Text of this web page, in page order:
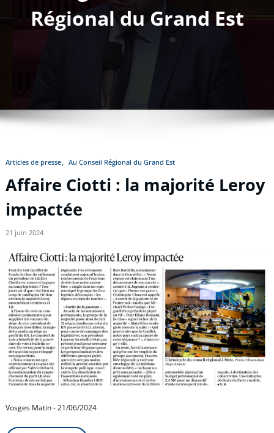
Régional du Grand Est
Articles de presse Au Conseil Régional du Grand Est
Affaire Ciotti : la majorité Leroy
impactée
21 juin 2024
Vosges Matin - 21/06/2024